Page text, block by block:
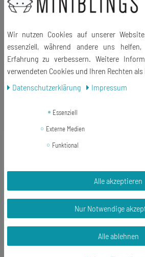
Größe des Anhängers: 50mm
möglich)
Lieferumfang: 1 Halskette
Ähnliche Artikel
Anker Kette
16,99 €
In den
inkl. ges. MwSt.zzgl.
Wir nutzen Cookies auf unserer
essenziell, während andere uns
Erfahrung zu verbessern. Weitere
verwendeten Cookies und Ihren Rechten
Daten­schutz­erklärung
Impressum
Essenziell
Externe Medien
Funktional
Alle akzeptieren
Nur Notwendige
Alle ablehnen